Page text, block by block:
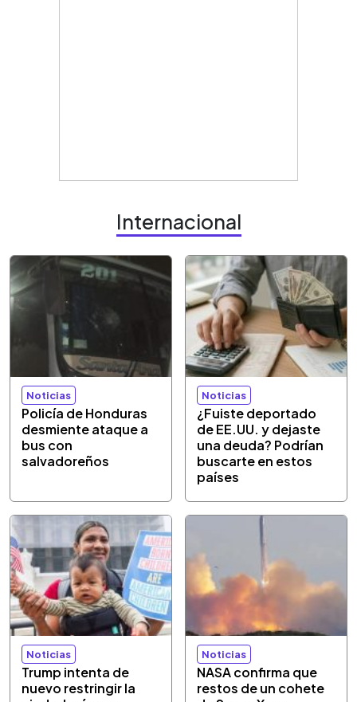
Internacional
Noticias
Policía de Honduras
desmiente ataque a
bus con
salvadoreños
Noticias
¿Fuiste deportado
de EE.UU. y dejaste
una deuda? Podrían
buscarte en estos
países
Noticias
Trump intenta de
nuevo restringir la
Noticias
NASA confirma que
restos de un cohete